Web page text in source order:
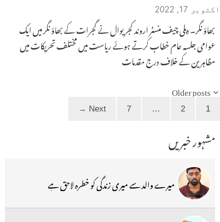
اکتوبر 17, 2022
بھاؤ نگر۔ دہلی چیف منسٹر اروند کجریوال نے گجرات کے بھاؤ نگر میں ایک
عوامی جلسہ عام خطاب کرتے ہوئے ریاست میں مختلف تحریکات میں
مظاہرین کے خلاف درج مقدمات
Older posts
Page1
Page
2
…
Page
7
Next
→
مشہور خبریں
میرے والد سے میری زندگی کو خطرہ لاحق ہے